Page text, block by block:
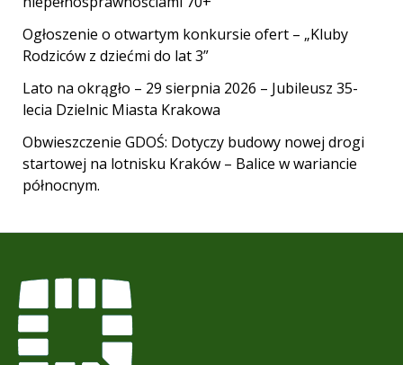
Ogłoszenie o otwartym konkursie ofert – „Kluby
Rodziców z dziećmi do lat 3”
Lato na okrągło – 29 sierpnia 2026 – Jubileusz 35-
lecia Dzielnic Miasta Krakowa
Obwieszczenie GDOŚ: Dotyczy budowy nowej drogi
startowej na lotnisku Kraków – Balice w wariancie
północnym.